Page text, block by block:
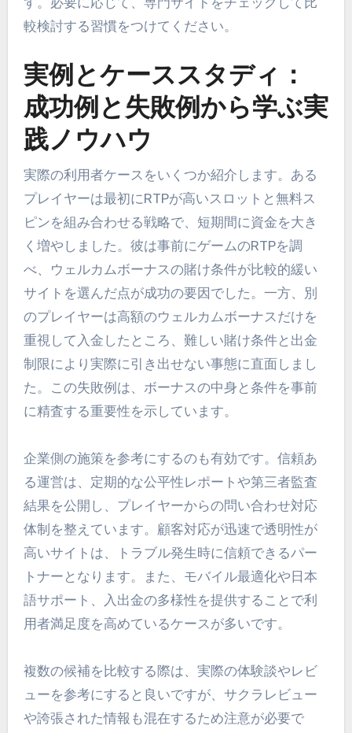
較検討する習慣をつけてください。
実例とケーススタディ：
成功例と失敗例から学ぶ実
践ノウハウ
実際の利用者ケースをいくつか紹介します。ある
プレイヤーは最初にRTPが高いスロットと無料ス
ピンを組み合わせる戦略で、短期間に資金を大き
く増やしました。彼は事前にゲームのRTPを調
べ、ウェルカムボーナスの賭け条件が比較的緩い
サイトを選んだ点が成功の要因でした。一方、別
のプレイヤーは高額のウェルカムボーナスだけを
重視して入金したところ、難しい賭け条件と出金
制限により実際に引き出せない事態に直面しまし
た。この失敗例は、ボーナスの中身と条件を事前
に精査する重要性を示しています。
企業側の施策を参考にするのも有効です。信頼あ
る運営は、定期的な公平性レポートや第三者監査
結果を公開し、プレイヤーからの問い合わせ対応
体制を整えています。顧客対応が迅速で透明性が
高いサイトは、トラブル発生時に信頼できるパー
トナーとなります。また、モバイル最適化や日本
語サポート、入出金の多様性を提供することで利
用者満足度を高めているケースが多いです。
複数の候補を比較する際は、実際の体験談やレビ
ューを参考にすると良いですが、サクラレビュー
や誇張された情報も混在するため注意が必要で